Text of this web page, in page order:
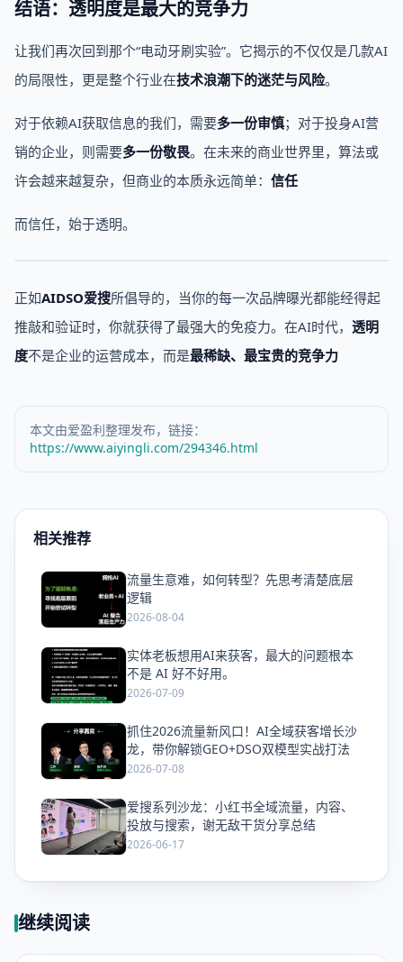
结语：透明度是最大的竞争力
让我们再次回到那个“电动牙刷实验”。它揭示的不仅仅是几款AI
的局限性，更是整个行业在技术浪潮下的迷茫与风险。
对于依赖AI获取信息的我们，需要多一份审慎；对于投身AI营
销的企业，则需要多一份敬畏。在未来的商业世界里，算法或
许会越来越复杂，但商业的本质永远简单： 信任
而信任，始于透明。
正如AIDSO爱搜所倡导的，当你的每一次品牌曝光都能经得起
推敲和验证时，你就获得了最强大的免疫力。在AI时代， 透明
度不是企业的运营成本，而是最稀缺、最宝贵的竞争力
本文由爱盈利整理发布，链接：
https://www.aiyingli.com/294346.html
相关推荐
爱
流量生意难，如何转型？先思考清楚底层
逻辑
2026-08-04
爱
实体老板想用AI来获客，最大的问题根本
不是 AI 好不好用。
2026-07-09
抓住2026流量新风口！AI全域获客增长沙
龙，带你解锁GEO+DSO双模型实战打法
2026-07-08
爱
爱搜系列沙龙：小红书全域流量，内容、
投放与搜索，谢无敌干货分享总结
2026-06-17
继续阅读